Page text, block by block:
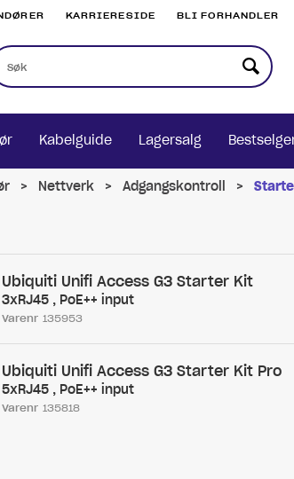
KARRIERESIDE BLI FORHANDLER
Kabelguide Lagersalg
> Nettverk > Adgangskontroll >
Ubiquiti Unifi Access G3 Starter Kit
3xRJ45 , PoE++ input
Varenr 135953
Ubiquiti Unifi Access G3 Starter Kit Pro
5xRJ45 , PoE++ input
Varenr 135818